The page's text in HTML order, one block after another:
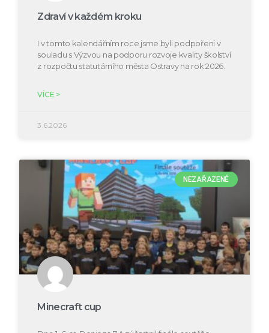
Zdraví v každém kroku
I v tomto kalendářním roce jsme byli podpořeni v
souladu s Výzvou na podporu rozvoje kvality školství
z rozpočtu statutárního města Ostravy na rok 2026.
VÍCE >
3.6.2026
NEZAŘAZENÉ
Minecraft cup